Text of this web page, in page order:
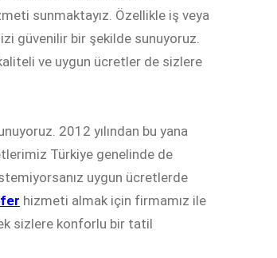
sunmaktayız. Özellikle iş veya
güvenilir bir şekilde sunuyoruz.
ve uygun ücretler de sizlere
2012 yılından bu yana
Türkiye genelinde de
uygun ücretlerde
hizmeti almak için firmamız ile
sizlere konforlu bir tatil